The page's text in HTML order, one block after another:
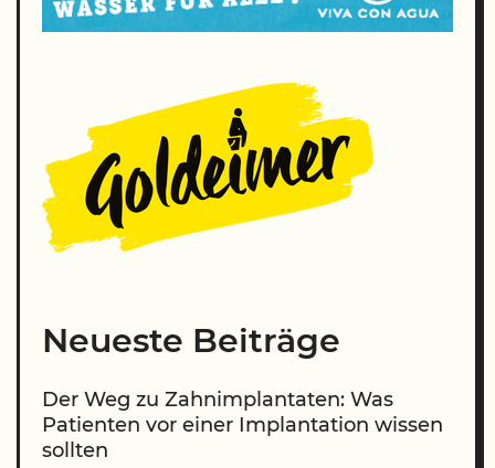
Neueste Beiträge
Der Weg zu Zahnimplantaten: Was
Patienten vor einer Implantation wissen
sollten